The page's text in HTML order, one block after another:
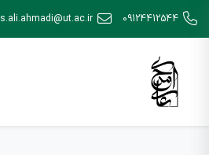
09124412544
s.ali.ahmadi@ut.ac.ir